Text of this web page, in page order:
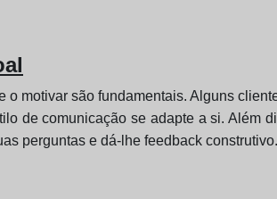
motivar são fundamentais. Alguns
de comunicação se adapte a si. Além
perguntas e dá-lhe feedback construtivo.